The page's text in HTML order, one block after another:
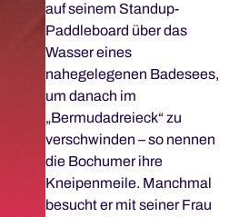
auf seinem Standup-
Paddleboard über das
Wasser eines
nahegelegenen Badesees,
um danach im
„Bermudadreieck“ zu
verschwinden – so nennen
die Bochumer ihre
Kneipenmeile. Manchmal
besucht er mit seiner Frau